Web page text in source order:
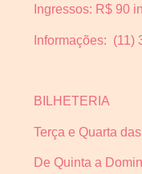
Ingressos: R$ 90
Informações: (11)
BILHETERIA
Terça e Quarta
De Quinta a